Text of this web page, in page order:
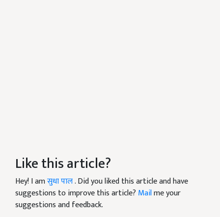
Like this article?
Hey! I amसुधा पाल. Did you liked this article and have
suggestions to improve this article? Mailme your
suggestions and feedback.